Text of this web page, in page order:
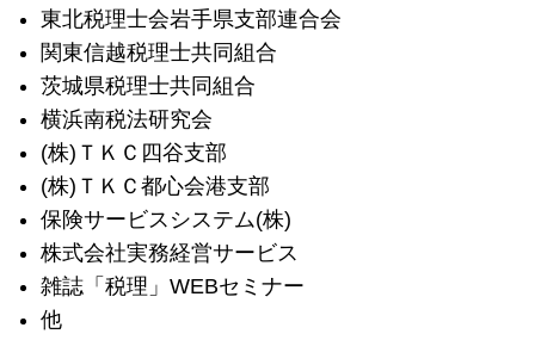
東北税理士会岩手県支部連合会
関東信越税理士共同組合
茨城県税理士共同組合
横浜南税法研究会
(株)ＴＫＣ四谷支部
(株)ＴＫＣ都心会港支部
保険サービスシステム(株)
株式会社実務経営サービス
雑誌「税理」WEBセミナー
他